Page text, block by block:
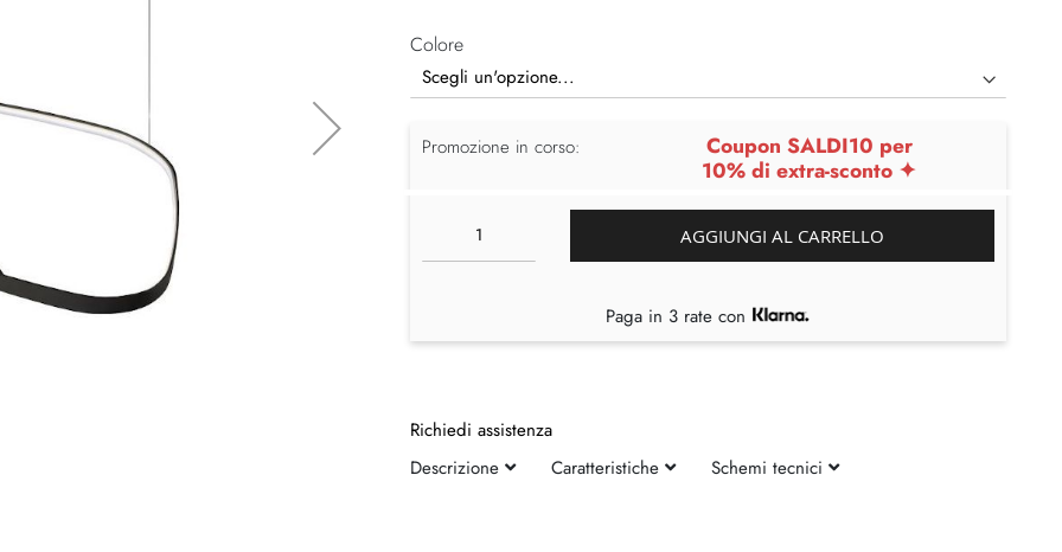
Colore
Promozione in corso:
Coupon SALDI10 per
10% di extra-sconto ✦
AGGIUNGI AL CARRELLO
Paga in 3 rate con
Richiedi assistenza
Descrizione
Caratteristiche Schemi tecnici